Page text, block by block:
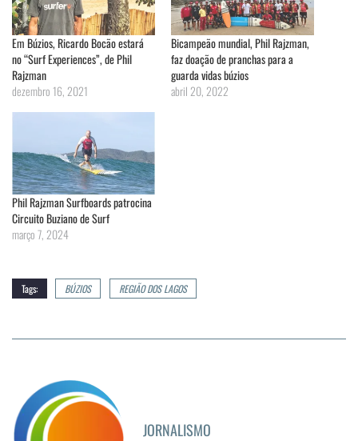
Em Búzios, Ricardo Bocão estará
no “Surf Experiences”, de Phil
Rajzman
dezembro 16, 2021
Bicampeão mundial, Phil Rajzman,
faz doação de pranchas para a
guarda vidas búzios
abril 20, 2022
Phil Rajzman Surfboards patrocina
Circuito Buziano de Surf
março 7, 2024
Tags: BÚZIOS REGIÃO DOS LAGOS
JORNALISMO